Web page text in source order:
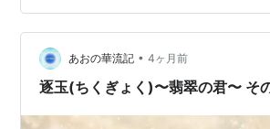
証明されるまでは拘束されることにな
てこられて労働を強いられる。 救いだ
が悪…あおの華流記 • 4ヶ月前
逐玉(ちくぎょく)〜翡翠の君〜 そ